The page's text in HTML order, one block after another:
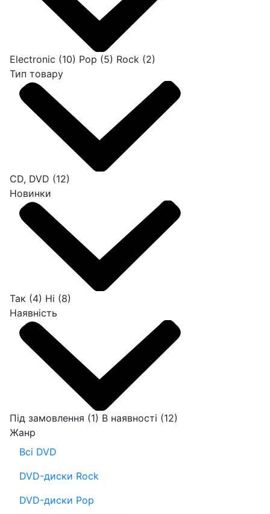
Electronic (10) Pop (5) Rock (2)
Тип товару
CD, DVD (12)
Новинки
Так (4) Ні (8)
Наявність
Під замовлення (1) В наявності (12)
Жанр
Всі DVD
DVD-диски Rock
DVD-диски Pop